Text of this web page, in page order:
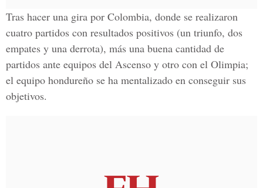
Tras hacer una gira por Colombia, donde se realizaron
cuatro partidos con resultados positivos (un triunfo, dos
empates y una derrota), más una buena cantidad de
partidos ante equipos del Ascenso y otro con el Olimpia;
el equipo hondureño se ha mentalizado en conseguir sus
objetivos.